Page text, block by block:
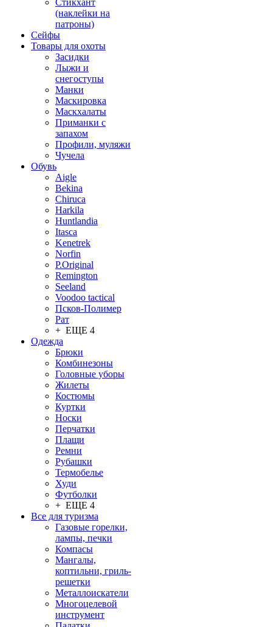
Стикхант
(наклейки на
патроны)
Сейфы
Товары для охоты
Засидки
Лыжи и
снегоступы
Манки
Маскировка
Маскхалаты
Приманки с
запахом
Профили, муляжи
Чучела
Обувь
Aigle
Bekina
Chiruсa
Harkila
Huntlandia
Itasca
Kenetrek
Norfin
P.Original
Remington
Seeland
Voodoo tactical
Псков-Полимер
Рат
+ ЕЩЕ 4
Одежда
Брюки
Комбинезоны
Головные уборы
Жилеты
Костюмы
Куртки
Носки
Перчатки
Плащи
Ремни
Рубашки
Термобелье
Худи
Футболки
+ ЕЩЕ 4
Все для туризма
Газовые горелки,
лампы, печки
Компасы
Мангалы,
коптильни, гриль-
решетки
Металлоискатели
Многоцелевой
инструмент